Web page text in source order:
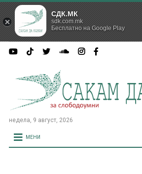
недела, 9 август, 2026
МЕНИ
СДК.МК
sdk.com.mk
Бесплатно на Google Play